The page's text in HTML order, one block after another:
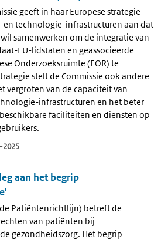
geeft in haar Europese strategie
en technologie-infrastructuren aan dat
samenwerken om de integratie van
EU-lidstaten en geassocieerde
Onderzoeksruimte (EOR) te
stelt de Commissie ook andere
vergroten van de capaciteit van
infrastructuren en het beter
faciliteiten en diensten op
2025
aan het begrip
Patiëntenrichtlijn) betreft de
van patiënten bij
gezondheidszorg. Het begrip